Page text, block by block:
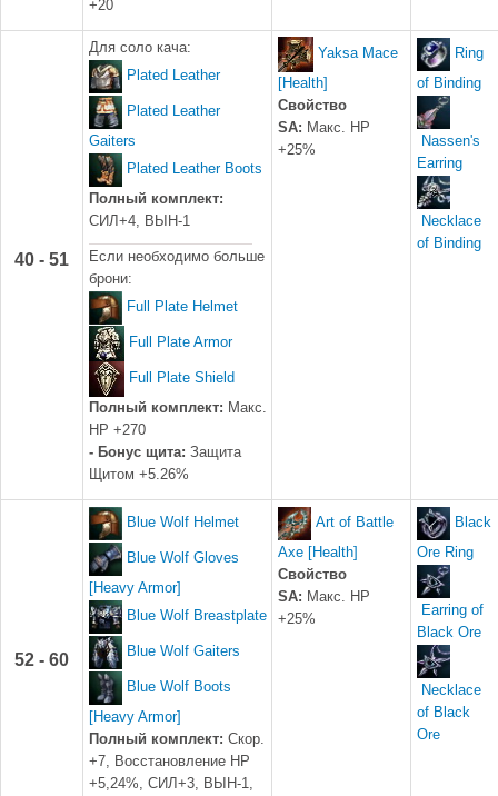
+20
40 - 51
Для соло кача:
Plated Leather
Plated Leather
Gaiters
Plated Leather Boots
Полный комплект:
СИЛ+4, ВЫН-1
Если необходимо больше
брони:
Full Plate Helmet
Full Plate Armor
Full Plate Shield
Полный комплект: Макс.
HP +270
- Бонус щита: Защита
Щитом +5.26%
Yaksa Mace
[Health]
Свойство
SA: Макс. HP
+25%
Ring
of Binding
Nassen's
Earring
Necklace
of Binding
52 - 60
Blue Wolf Helmet
Blue Wolf Gloves
[Heavy Armor]
Blue Wolf Breastplate
Blue Wolf Gaiters
Blue Wolf Boots
[Heavy Armor]
Полный комплект: Скор.
+7, Восстановление HP
+5,24%, СИЛ+3, ВЫН-1,
Art of Battle
Axe [Health]
Свойство
SA: Макс. HP
+25%
Black
Ore Ring
Earring of
Black Ore
Necklace
of Black
Ore